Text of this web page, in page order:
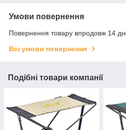
Умови повернення
Повернення товару впродовж 14
Всі умови повернення
Подібні товари компанії